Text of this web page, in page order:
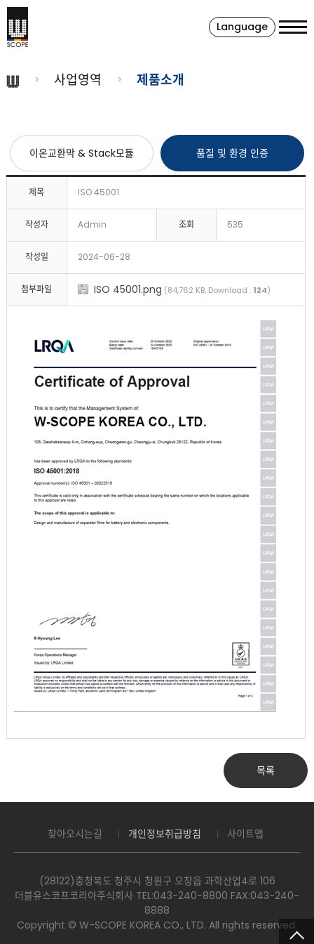
Language
사업영역 제품소개
이온교환막 & Stack모듈 품질 및 환경 인증
제목 ISO 45001
작성자 Admin 조회 535
작성일 2024-06-28
첨부파일 ISO 45001.png (84,762 KB, Download : 124)
목록
찾아오시는길 개인정보취급방침 사이트맵
(28122)충청북도 청주시 청원구 오창읍 과학산업4로 106
더블유스코프코리아주식회사 TEL:043-240-8800 FAX:043-240-
8888
Copyright © W-SCOPE KOREA CO., LTD. All rights reserved.